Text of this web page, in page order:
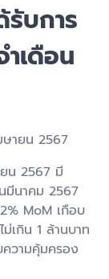
รับการ
เดือน
ษายน 2567
น 2567 มี
มีนาคม 2567
MoM เกือบ
ม่เกิน 1 ล้านบาท
วามคุ้มครอง